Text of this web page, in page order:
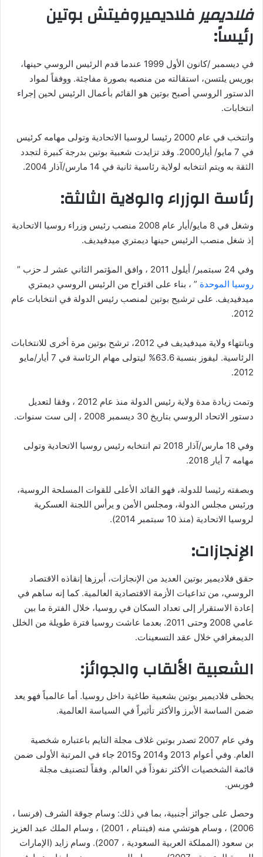
فلاديميرفلاديميروفيتش بوتين
رئيساً:
في ديسمبر /كانون الأول 1999 عندما قدم الرئيس الروسي حينها،
بوريس يلتسن، استقالته من منصبه بصورة مفاجئة. ووفقاً لمواد
الدستور الروسي أصبح بوتين هو القائم بأعمال الرئيس لحين إجراء
انتخابات.
وانتخب في عام 2000 رئيسا لروسيا الاتحادية وتولى مهامه كرئيس
في 7 مايو/ أيار2000. وقد تزايدت شعبية بوتين بدرجة كبيرة لتجدد
الثقة به ويتم انتخابه لولاية رئاسية ثانية في 14 مارس/آذار 2004.
رئاسة الوزراء والولاية الثالثة:
وشغل في 8 مايو/أيار عام 2008 منصب رئيس وزراء روسيا الاتحادية
إذ شغل منصب الرئيس حينها ديمتري ميدفيديف.
وفي 24 سبتمبر/ أيلول 2011 ، وافق المؤتمر الثاني عشر لـ حزب ”
روسيا الموحدة ” ، بناء على اقتراح من الرئيس الروسي ديمتري
ميدفيديف. على ترشيح بوتين لمنصب رئيس الدولة في انتخابات عام
2012.
وبانتهاء ولاية ميدفيديف في 2012، ترشح بوتين مرة أخرى للانتخابات
الرئاسية. ليفوز بنسبة 63.6% ليتولى مهام الرئاسة في 7 أيار/مايو
2012.
وتمت زيادة مدة ولاية رئيس الدولة منذ عام 2012 ، وفقا لتعديل
دستور الاتحاد الروسي بتاريخ 30 ديسمبر 2008 ، إلى ست سنوات.
وفي 18 مارس/آذار 2018 تم انتخابه رئيس روسيا الاتحادية وتولى
مهامه 7 أيار 2018.
وبصفته رئيسا للدولة، فهو القائد الأعلى للقوات المسلحة الروسية،
ورئيس مجلس الدولة، ومجلس الأمن و يرأس اللجنة العسكرية
لروسيا الاتحادية (منذ 10 سبتمبر 2014).
الإنجازات:
حقق فلاديمير بوتين العديد من الإنجازات، أبرزها إنقاذه الاقتصاد
الروسي، من تداعيات الأزمة الاقتصادية العالمية. كما إنه ساهم في
إعادة الاستقرار إلى تعداد السكان في روسيا، خلال الفترة ما بين
عامي 2008 وحتى 2011. بعدما عاشت روسيا فترة طويلة من الخلل
الديمغرافي خلال عقد التسعينات.
الشعبية الألقاب والجوائز:
يحظى فلاديمير بوتين بشعبية طاغية داخل روسيا. أما عالمياً فهو يعد
ضمن الساسة الأبرز والأكثر تأثيراً في السياسة العالمية.
وفي عام 2007 تصدر بوتين غلاف مجلة التايم باعتباره شخصية
العام. وفي أعوام 2013 و2014 و2015 جاء في المرتبة الأولى ضمن
قائمة الشخصيات الأكثر نفوذاً في العالم. وفقاً لتصنيف مجلة
فوربس.
وحصل على جوائز أجنبية، بما في ذلك: وسام جوقة الشرف (فرنسا ،
2006) ، وسام هوتشي منه (فيتنام ، 2001) ، وسام الملك عبد العزيز
بن سعود (المملكة العربية السعودية ، 2007). وسام زايد (الإمارات